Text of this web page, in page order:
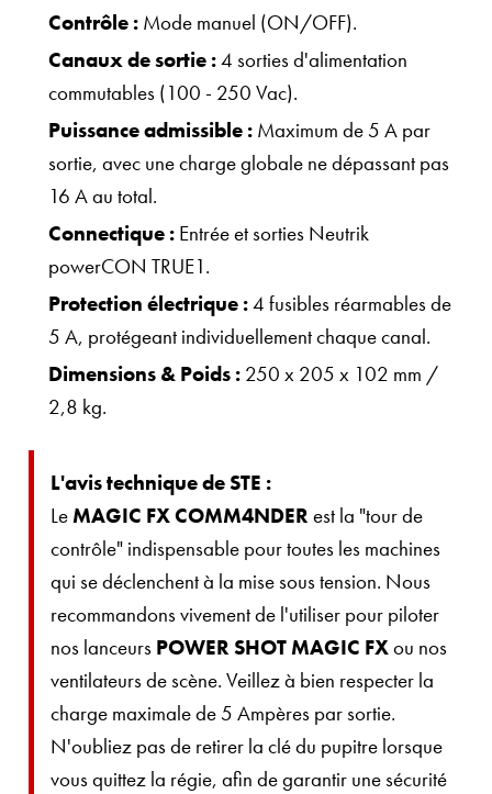
Contrôle :Mode manuel (ON/OFF).
Canaux de sortie :4 sorties d'alimentation
commutables (100 - 250 Vac).
Puissance admissible :Maximum de 5 A par
sortie, avec une charge globale ne dépassant pas
16 A au total.
Connectique :Entrée et sorties Neutrik
powerCON TRUE1.
Protection électrique :4 fusibles réarmables de
5 A, protégeant individuellement chaque canal.
Dimensions & Poids :250 x 205 x 102 mm /
2,8 kg.
L'avis technique de STE :
LeMAGIC FX COMM4NDER est la "tour de
contrôle" indispensable pour toutes les machines
qui se déclenchent à la mise sous tension. Nous
recommandons vivement de l'utiliser pour piloter
nos lanceurs POWER SHOT MAGIC FXou nos
ventilateurs de scène. Veillez à bien respecter la
charge maximale de 5 Ampères par sortie.
N'oubliez pas de retirer la clé du pupitre lorsque
vous quittez la régie, afin de garantir une sécurité